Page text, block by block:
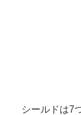
シールドは7